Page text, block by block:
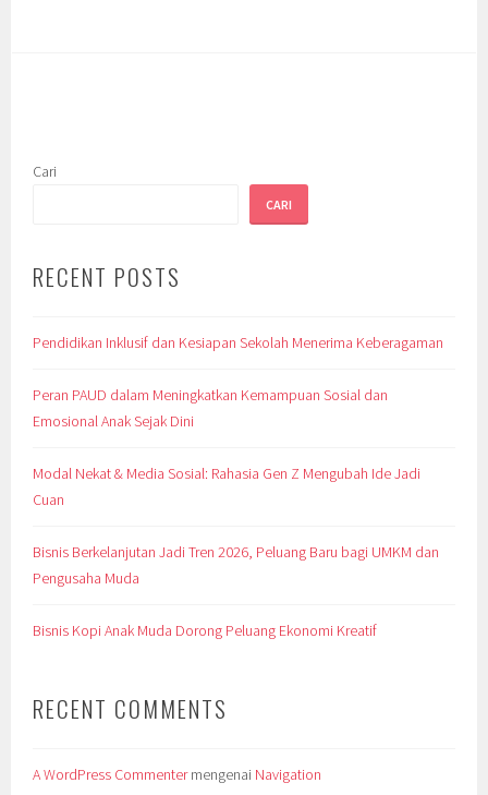
Cari
CARI
RECENT POSTS
Pendidikan Inklusif dan Kesiapan Sekolah Menerima Keberagaman
Peran PAUD dalam Meningkatkan Kemampuan Sosial dan
Emosional Anak Sejak Dini
Modal Nekat & Media Sosial: Rahasia Gen Z Mengubah Ide Jadi
Cuan
Bisnis Berkelanjutan Jadi Tren 2026, Peluang Baru bagi UMKM dan
Pengusaha Muda
Bisnis Kopi Anak Muda Dorong Peluang Ekonomi Kreatif
RECENT COMMENTS
A WordPress Commentermengenai Navigation